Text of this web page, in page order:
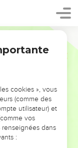
ÉVITER LES
cookies », vous
(comme des
utilisateur) et
vos
dans
: